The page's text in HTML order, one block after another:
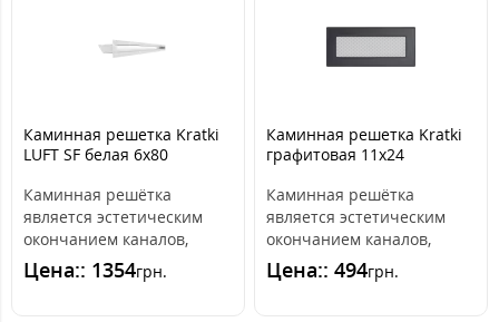
Каминная решетка Kratki
LUFT SF белая 6x80
Каминная решётка
является эстетическим
окончанием каналов,
распределяющих горячий
воздух из камина. ..
Цена:: 1354грн.
Каминная решетка Kratki
графитовая 11x24
Каминная решётка
является эстетическим
окончанием каналов,
распределяющих горячий
воздух из камина. ..
Цена:: 494грн.